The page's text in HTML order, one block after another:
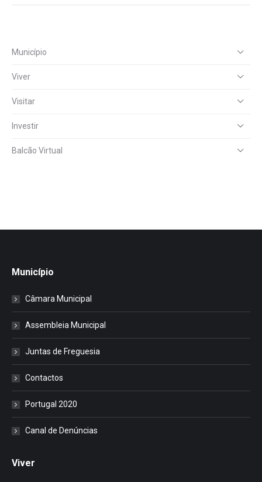
Município
Viver
Visitar
Investir
Balcão Virtual
Município
Câmara Municipal
Assembleia Municipal
Juntas de Freguesia
Contactos
Portugal 2020
Canal de Denúncias
Viver